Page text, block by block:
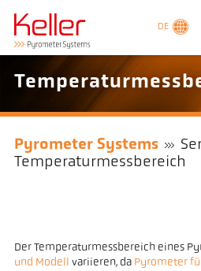
DE
Pyrometer Systems
Temperaturmessbereich
Der Temperaturmessbereich eines
und Modell variieren, da Pyrometer